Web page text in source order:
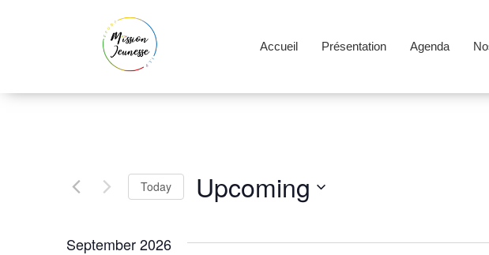
Accueil Présentation Agenda
Today Upcoming
September 2026